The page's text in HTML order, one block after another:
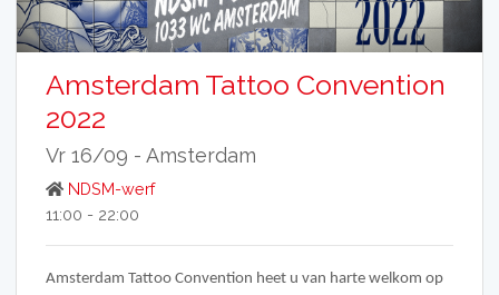
Amsterdam Tattoo Convention
2022
Vr 16/09 - Amsterdam
NDSM-werf
11:00 - 22:00
Amsterdam Tattoo Convention heet u van harte welkom op